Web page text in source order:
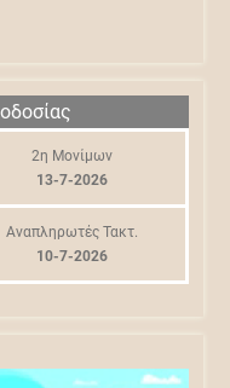
2η Μονίμων
13-7-2026
Αναπληρωτές Τακτ.
10-7-2026